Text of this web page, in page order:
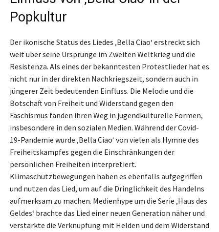
Popkultur
Der ikonische Status des Liedes ‚Bella Ciao‘ erstreckt sich
weit über seine Ursprünge im Zweiten Weltkrieg und die
Resistenza. Als eines der bekanntesten Protestlieder hat es
nicht nur in der direkten Nachkriegszeit, sondern auch in
jüngerer Zeit bedeutenden Einfluss. Die Melodie und die
Botschaft von Freiheit und Widerstand gegen den
Faschismus fanden ihren Weg in jugendkulturelle Formen,
insbesondere in den sozialen Medien. Während der Covid-
19-Pandemie wurde ‚Bella Ciao‘ von vielen als Hymne des
Freiheitskampfes gegen die Einschränkungen der
persönlichen Freiheiten interpretiert.
Klimaschutzbewegungen haben es ebenfalls aufgegriffen
und nutzen das Lied, um auf die Dringlichkeit des Handelns
aufmerksam zu machen. Medienhype um die Serie ‚Haus des
Geldes‘ brachte das Lied einer neuen Generation näher und
verstärkte die Verknüpfung mit Helden und dem Widerstand